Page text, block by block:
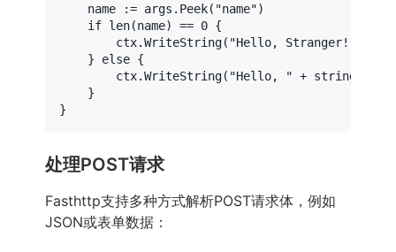
	name := args.Peek(
"name")
if len(name) == 0 {
		ctx.WriteString(
"Hello, Stranger!"
	}
else {
		ctx.WriteString(
"Hello, " + string
处理POST请求
Fasthttp支持多种方式解析POST请求体，例如
JSON或表单数据：